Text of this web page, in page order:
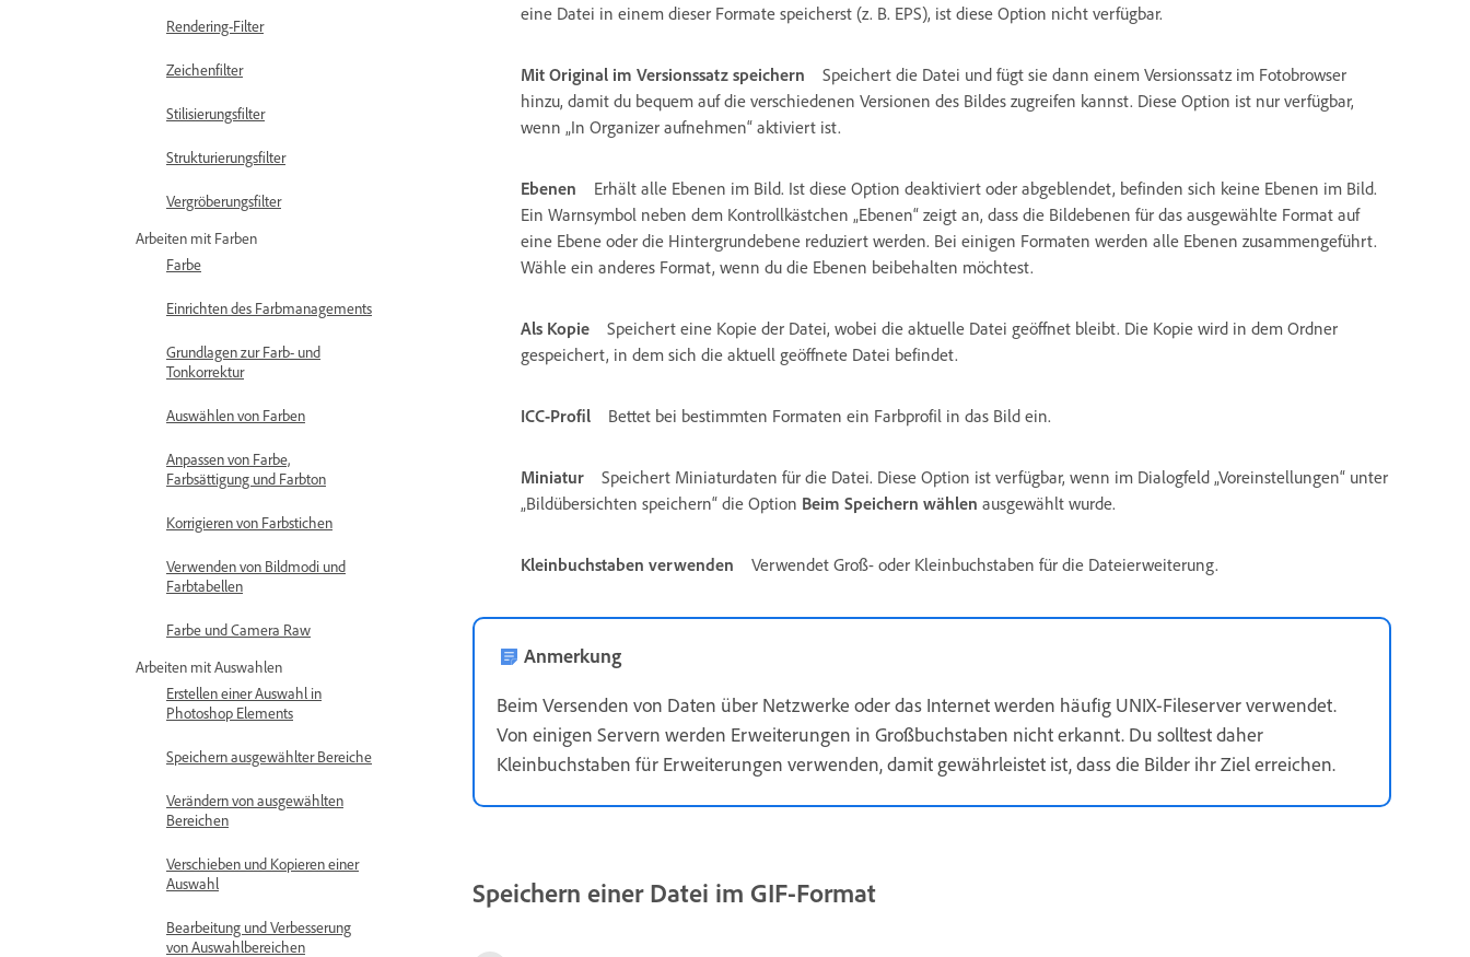
Rendering-Filter
Zeichenfilter
Stilisierungsfilter
Strukturierungsfilter
Vergröberungsfilter
Arbeiten mit Farben
Farbe
Einrichten des Farbmanagements
Grundlagen zur Farb- und
Tonkorrektur
Auswählen von Farben
Anpassen von Farbe,
Farbsättigung und Farbton
Korrigieren von Farbstichen
Verwenden von Bildmodi und
Farbtabellen
Farbe und Camera Raw
Arbeiten mit Auswahlen
Erstellen einer Auswahl in
Photoshop Elements
Speichern ausgewählter Bereiche
Verändern von ausgewählten
Bereichen
Verschieben und Kopieren einer
Auswahl
Bearbeitung und Verbesserung
von Auswahlbereichen
eine Datei in einem dieser Formate speicherst (z. B. EPS), ist diese Option nicht verfügbar.
Mit Original im Versionssatz speichern
Speichert die Datei und fügt sie dann einem Versionssatz im Fotobrowser
hinzu, damit du bequem auf die verschiedenen Versionen des Bildes zugreifen kannst. Diese Option ist nur verfügbar,
wenn „In Organizer aufnehmen“ aktiviert ist.
Ebenen
Erhält alle Ebenen im Bild. Ist diese Option deaktiviert oder abgeblendet, befinden sich keine Ebenen im Bild.
Ein Warnsymbol neben dem Kontrollkästchen „Ebenen“ zeigt an, dass die Bildebenen für das ausgewählte Format auf
eine Ebene oder die Hintergrundebene reduziert werden. Bei einigen Formaten werden alle Ebenen zusammengeführt.
Wähle ein anderes Format, wenn du die Ebenen beibehalten möchtest.
Als Kopie
Speichert eine Kopie der Datei, wobei die aktuelle Datei geöffnet bleibt. Die Kopie wird in dem Ordner
gespeichert, in dem sich die aktuell geöffnete Datei befindet.
ICC-Profil Bettet bei bestimmten Formaten ein Farbprofil in das Bild ein.
Miniatur
Speichert Miniaturdaten für die Datei. Diese Option ist verfügbar, wenn im Dialogfeld „Voreinstellungen“ unter
„Bildübersichten speichern“ die Option Beim Speichern wählen ausgewählt wurde.
Kleinbuchstaben verwenden Verwendet Groß- oder Kleinbuchstaben für die Dateierweiterung.
Anmerkung
Beim Versenden von Daten über Netzwerke oder das Internet werden häufig UNIX-Fileserver verwendet.
Von einigen Servern werden Erweiterungen in Großbuchstaben nicht erkannt. Du solltest daher
Kleinbuchstaben für Erweiterungen verwenden, damit gewährleistet ist, dass die Bilder ihr Ziel erreichen.
Speichern einer Datei im GIF-Format